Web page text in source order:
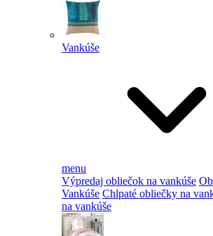
Vankúše
menu
Výpredaj obliečok na vankúše
Vankúše Chlpaté obliečky na
na vankúše